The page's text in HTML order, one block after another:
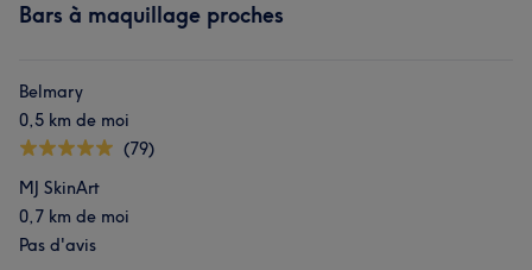
Bars à maquillage proches
Belmary
0,5 km de moi
(79)
MJ SkinArt
0,7 km de moi
Pas d'avis